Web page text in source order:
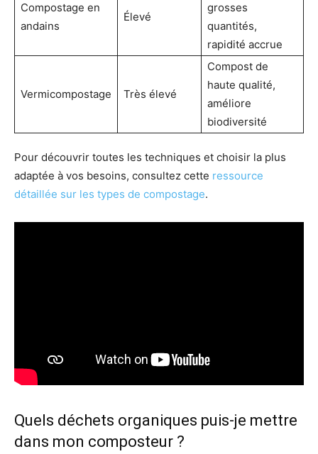
Compostage en
andains
Élevé
grosses
quantités,
rapidité accrue
Vermicompostage Très élevé
Compost de
haute qualité,
améliore
biodiversité
Pour découvrir toutes les techniques et choisir la plus
adaptée à vos besoins, consultez cette ressource
détaillée sur les types de compostage.
Quels déchets organiques puis-je mettre
dans mon composteur ?